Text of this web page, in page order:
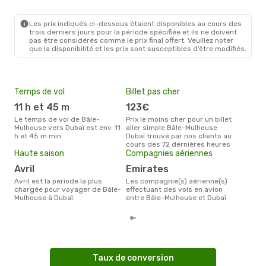
Les prix indiqués ci-dessous étaient disponibles au cours des
trois derniers jours pour la période spécifiée et ils ne doivent
pas être considérés comme le prix final offert. Veuillez noter
que la disponibilité et les prix sont susceptibles d’être modifiés.
Temps de vol
11 h et 45 m
Le temps de vol de Bâle-
Mulhouse vers Dubaï est env. 11
h et 45 m min.
Billet pas cher
123€
Prix le moins cher pour un billet
aller simple Bâle-Mulhouse
Dubaï trouvé par nos clients au
cours des 72 dernières heures
Haute saison
avril
avril est la période la plus
chargée pour voyager de Bâle-
Mulhouse à Dubaï.
Compagnies aériennes
Emirates
Les compagnie(s) aérienne(s)
effectuant des vols en avion
entre Bâle-Mulhouse et Dubaï
Taux de conversion